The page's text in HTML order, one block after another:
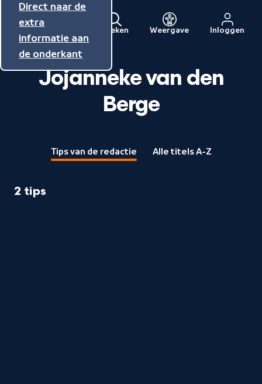
Direct naar de
inhoud
Direct naar de
hoofdnavigatie
Direct naar de
extra
informatie aan
de onderkant
Menu
Naar
de
beginpagina
van
Zoeken Weergave Inloggen
Jojanneke van den
Berge
Tips van de redactie Alle titels A-Z
2 tips